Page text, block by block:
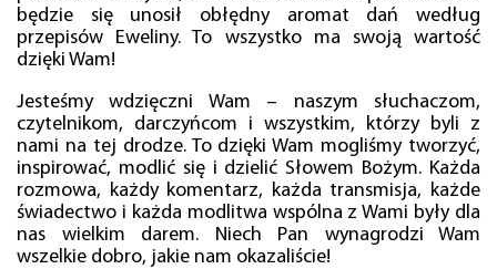
będzie się unosił obłędny aromat dań według
przepisów Eweliny. To wszystko ma swoją wartość
dzięki Wam!
Jesteśmy wdzięczni Wam – naszym słuchaczom,
czytelnikom, darczyńcom i wszystkim, którzy byli z
nami na tej drodze. To dzięki Wam mogliśmy tworzyć,
inspirować, modlić się i dzielić Słowem Bożym. Każda
rozmowa, każdy komentarz, każda transmisja, każde
świadectwo i każda modlitwa wspólna z Wami były dla
nas wielkim darem. Niech Pan wynagrodzi Wam
wszelkie dobro, jakie nam okazaliście!